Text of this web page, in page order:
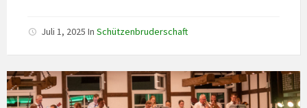
Juli 1, 2025 In Schützenbruderschaft